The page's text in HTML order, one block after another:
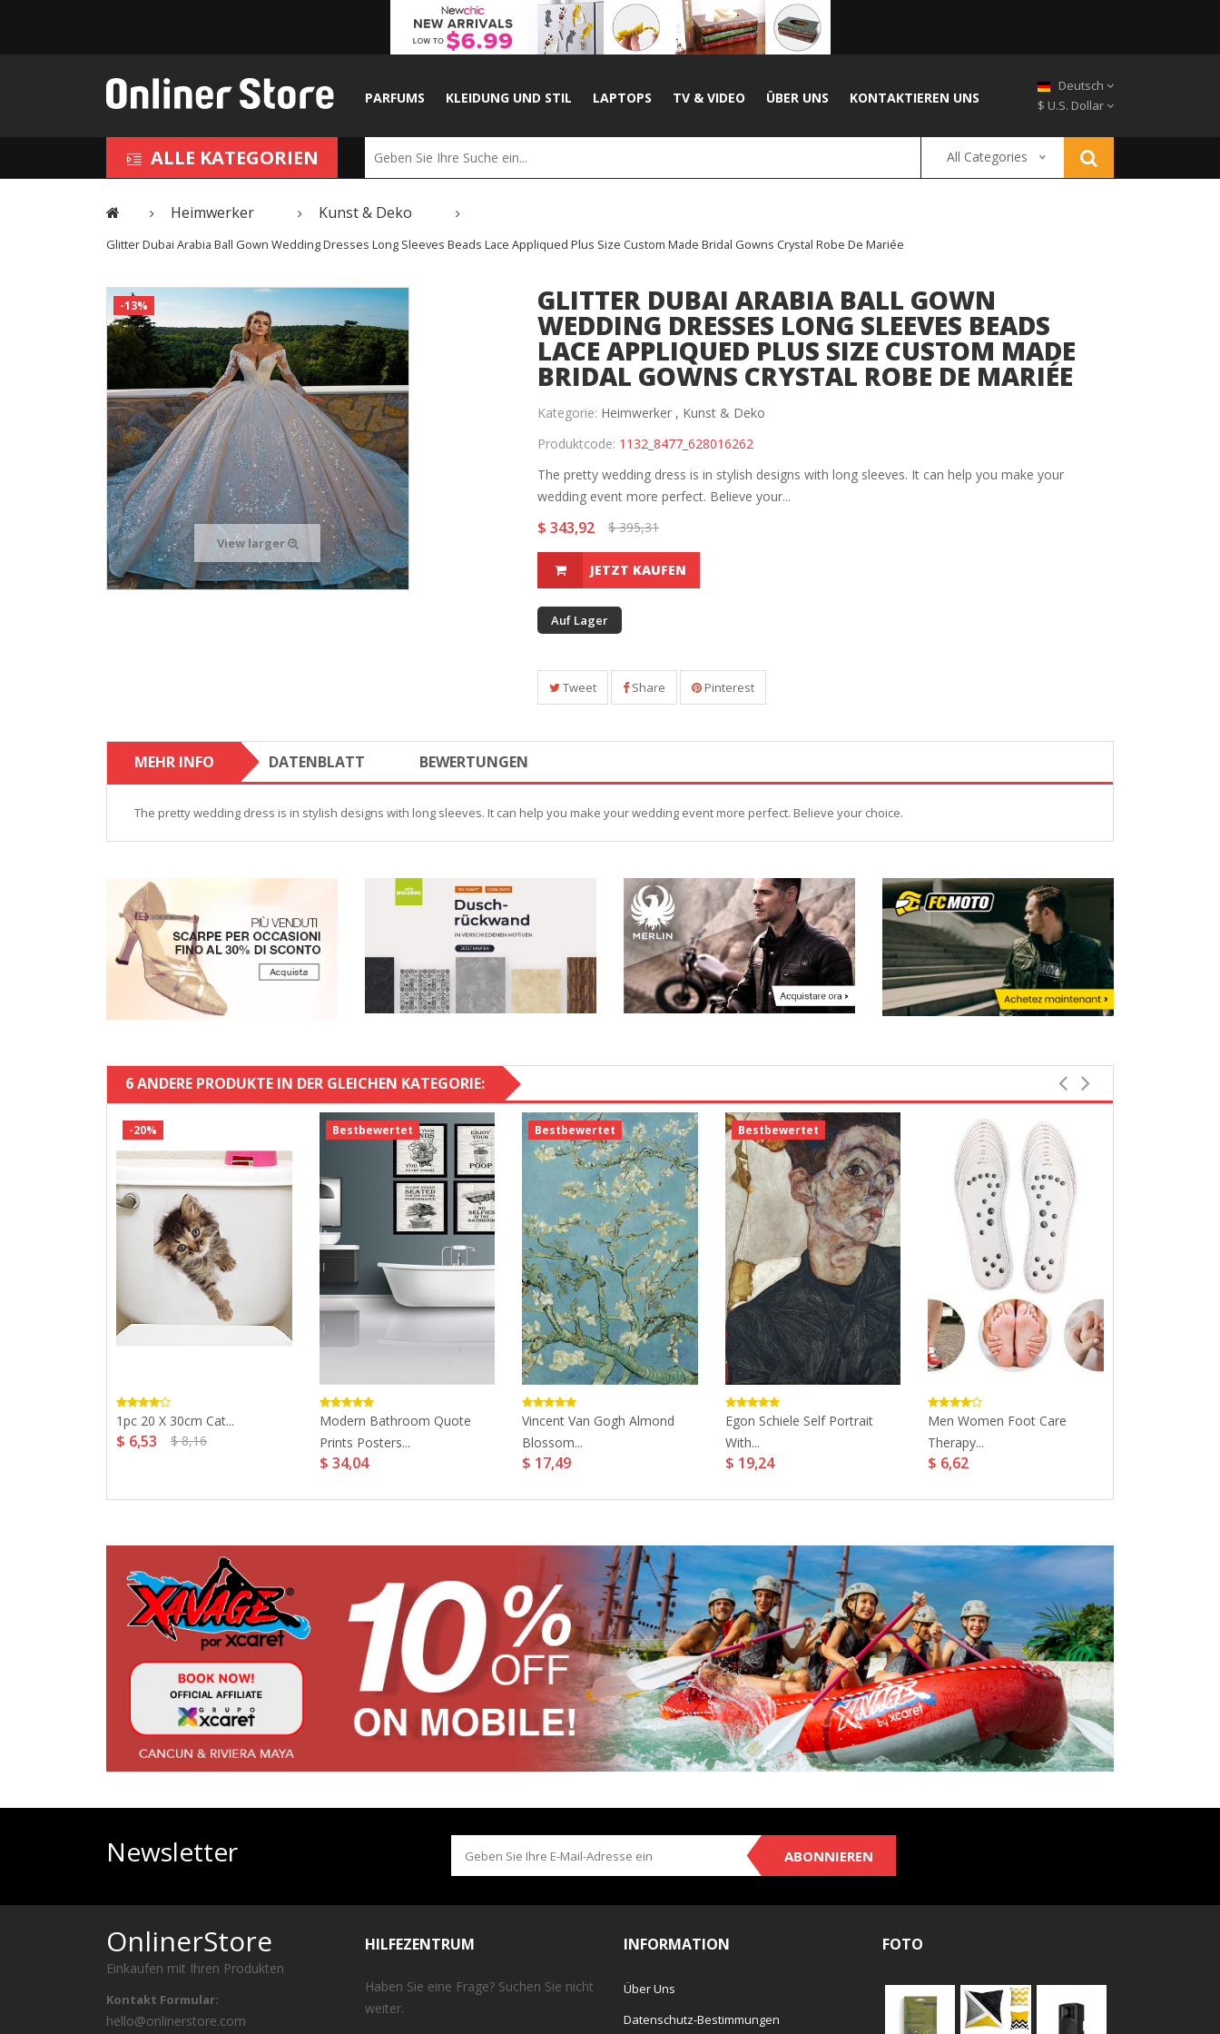
PARFUMS KLEIDUNG UND STIL LAPTOPS TV & VIDEO ÜBER UNS KONTAKTIEREN UNS
Deutsch
$ U.S. Dollar
ALLE KATEGORIEN All Categories
Heimwerker Kunst & Deko
Glitter Dubai Arabia Ball Gown Wedding Dresses Long Sleeves Beads Lace Appliqued Plus Size Custom Made Bridal Gowns Crystal Robe De Mariée
-13%
View larger
GLITTER DUBAI ARABIA BALL GOWN
WEDDING DRESSES LONG SLEEVES BEADS
LACE APPLIQUED PLUS SIZE CUSTOM MADE
BRIDAL GOWNS CRYSTAL ROBE DE MARIÉE
Kategorie: Heimwerker , Kunst & Deko
Produktcode: 1132_8477_628016262
The pretty wedding dress is in stylish designs with long sleeves. It can help you make your
wedding event more perfect. Believe your...
$ 343,92 $ 395,31
JETZT KAUFEN
Auf Lager
Tweet Share Pinterest
MEHR INFO DATENBLATT BEWERTUNGEN
The pretty wedding dress is in stylish designs with long sleeves. It can help you make your wedding event more perfect. Believe your choice.
6 ANDERE PRODUKTE IN DER GLEICHEN KATEGORIE:
-20%
1pc 20 X 30cm Cat...
$ 6,53 $ 8,16
Bestbewertet
Modern Bathroom Quote
Prints Posters...
$ 34,04
Bestbewertet
Vincent Van Gogh Almond
Blossom...
$ 17,49
Bestbewertet
Egon Schiele Self Portrait
With...
$ 19,24
Men Women Foot Care
Therapy...
$ 6,62
Newsletter ABONNIEREN
OnlinerStore
Einkaufen mit Ihren Produkten
Kontakt Formular:
hello@onlinerstore.com
HILFEZENTRUM
Haben Sie eine Frage? Suchen Sie nicht
weiter.
INFORMATION
Über Uns
Datenschutz-Bestimmungen
FOTO